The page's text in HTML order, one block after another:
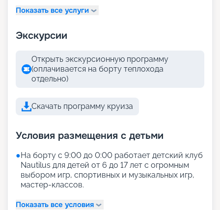
Показать все услуги
Экскурсии
Открыть экскурсионную программу
(оплачивается на борту теплохода
отдельно)
Скачать программу круиза
Условия размещения с детьми
●На борту с 9:00 до 0:00 работает детский клуб
Nautilus для детей от 6 до 17 лет с огромным
выбором игр, спортивных и музыкальных игр,
мастер-классов.
Показать все условия